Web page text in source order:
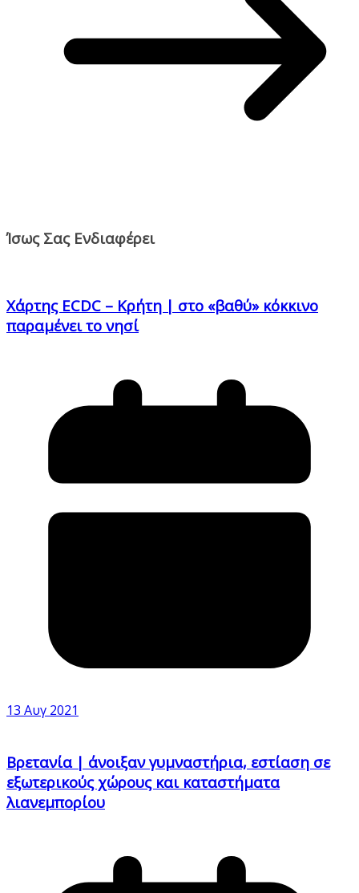
Ίσως Σας Ενδιαφέρει
Χάρτης ECDC – Κρήτη | στο «βαθύ» κόκκινο
παραμένει το νησί
13 Αυγ 2021
Βρετανία | άνοιξαν γυμναστήρια, εστίαση σε
εξωτερικούς χώρους και καταστήματα
λιανεμπορίου